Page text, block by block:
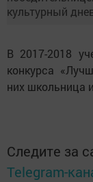
В 2017-2018
конкурса
них школьница
Следите за
Telegram-